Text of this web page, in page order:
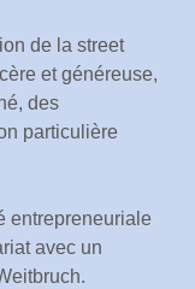
de la street
et généreuse,
des
particulière
entrepreneuriale
avec un